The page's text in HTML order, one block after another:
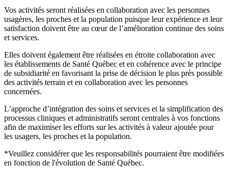
Vos activités seront réalisées en collaboration avec les personnes
usagères, les proches et la population puisque leur expérience et leur
satisfaction doivent être au cœur de l’amélioration continue des soins
et services.
Elles doivent également être réalisées en étroite collaboration avec
les établissements de Santé Québec et en cohérence avec le principe
de subsidiarité en favorisant la prise de décision le plus près possible
des activités terrain et en collaboration avec les personnes
concernées.
L’approche d’intégration des soins et services et la simplification des
processus cliniques et administratifs seront centrales à vos fonctions
afin de maximiser les efforts sur les activités à valeur ajoutée pour
les usagers, les proches et la population.
*Veuillez considérer que les responsabilités pourraient être modifiées
en fonction de l'évolution de Santé Québec.